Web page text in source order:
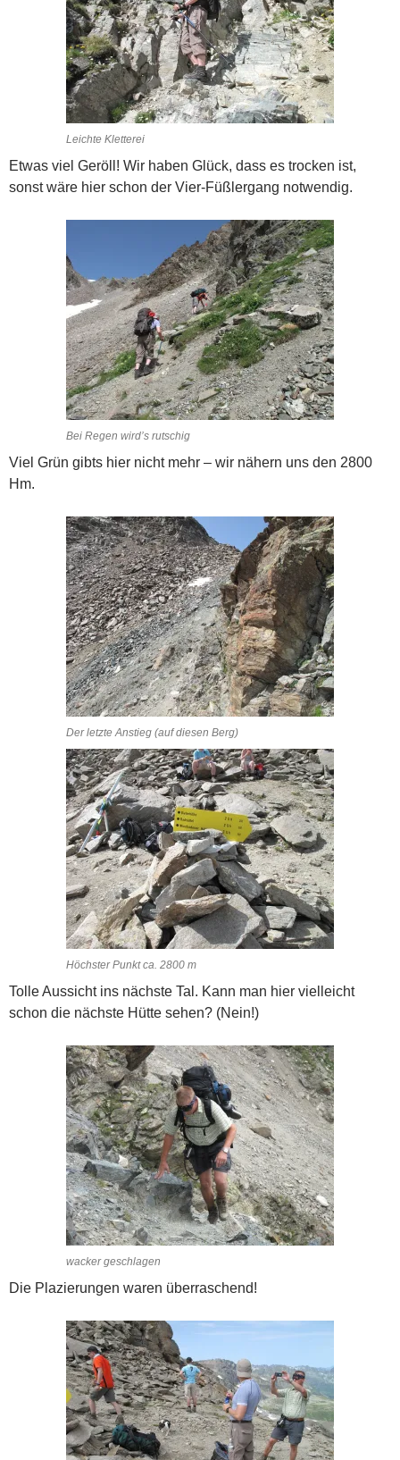
Leichte Kletterei
Etwas viel Geröll! Wir haben Glück, dass es trocken ist,
sonst wäre hier schon der Vier-Füßlergang notwendig.
Bei Regen wird’s rutschig
Viel Grün gibts hier nicht mehr – wir nähern uns den 2800
Hm.
Der letzte Anstieg (auf diesen Berg)
Höchster Punkt ca. 2800 m
Tolle Aussicht ins nächste Tal. Kann man hier vielleicht
schon die nächste Hütte sehen? (Nein!)
wacker geschlagen
Die Plazierungen waren überraschend!